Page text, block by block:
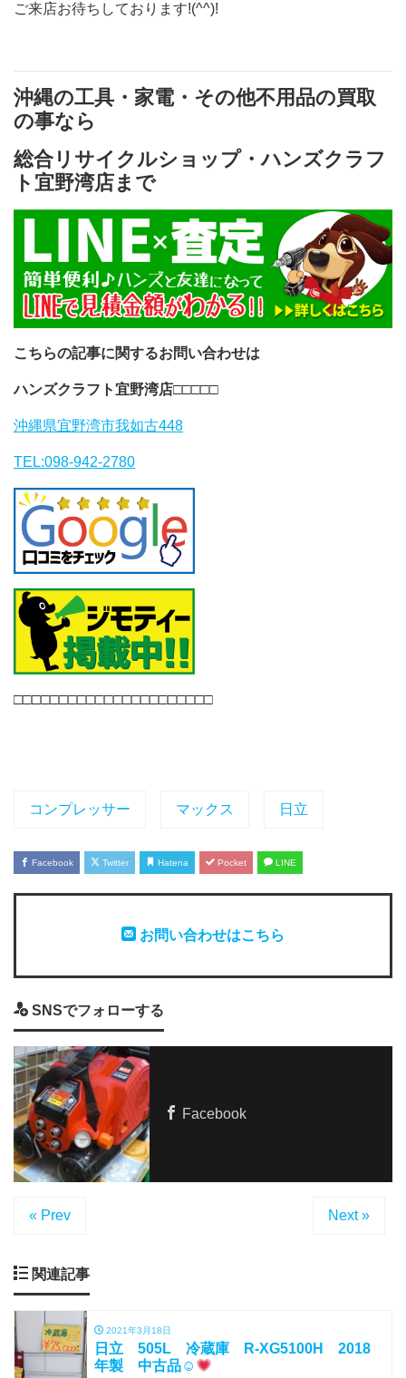
ご来店お待ちしております!(^^)!
沖縄の工具・家電・その他不用品の買取
の事なら
総合リサイクルショップ・ハンズクラフ
ト宜野湾店まで
こちらの記事に関するお問い合わせは
ハンズクラフト宜野湾店□□□□□
沖縄県宜野湾市我如古448
TEL:098-942-2780
□□□□□□□□□□□□□□□□□□□□□□
コンプレッサー マックス 日立
Facebook Twitter Hatena Pocket LINE
お問い合わせはこちら
SNSでフォローする
Facebook
« Prev Next »
関連記事
2021年3月18日
日立 505L 冷蔵庫 R-XG5100H 2018
年製 中古品☺